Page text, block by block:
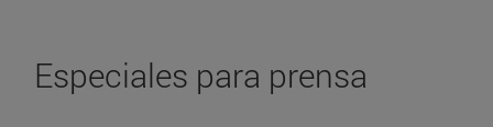
Especiales para prensa